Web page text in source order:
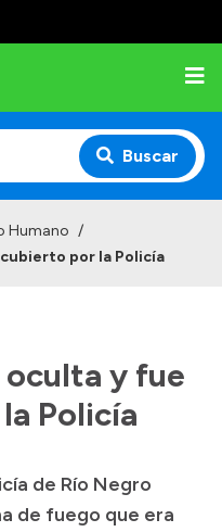
Buscar
Humano /
por la Policía
oculta y fue
Policía
de Río Negro
de fuego que era